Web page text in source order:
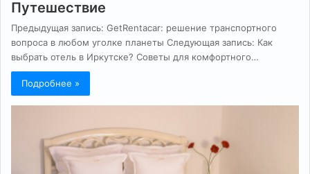
Путешествие
Предыдущая запись: GetRentacar: решение транспортного
вопроса в любом уголке планеты Следующая запись: Как
выбрать отель в Иркутске? Советы для комфортного…
Подробнее »